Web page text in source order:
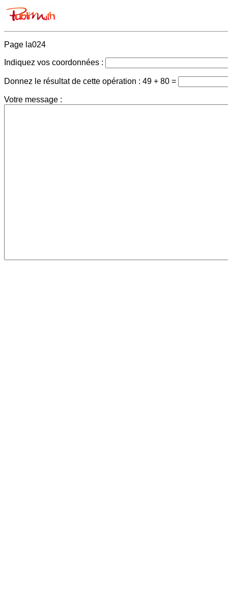
Page la024
Indiquez vos coordonnées :
Donnez le résultat de cette opération : 49 + 80 =
Votre message :